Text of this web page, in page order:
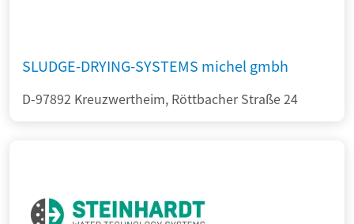
SLUDGE-DRYING-SYSTEMS michel gmbh
D-97892 Kreuzwertheim, Röttbacher Straße 24